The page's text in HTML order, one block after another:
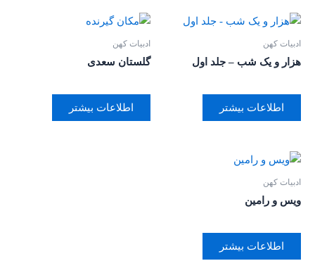
ادبیات کهن
هزار و یک شب – جلد اول
اطلاعات بیشتر
ادبیات کهن
گلستان سعدی
اطلاعات بیشتر
ادبیات کهن
ویس و رامین
اطلاعات بیشتر